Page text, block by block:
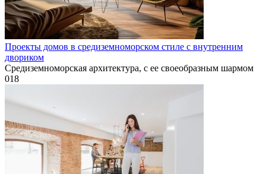
Проекты домов в средиземноморском стиле с внутренним
двориком
Средиземноморская архитектура, с ее своеобразным шармом
018